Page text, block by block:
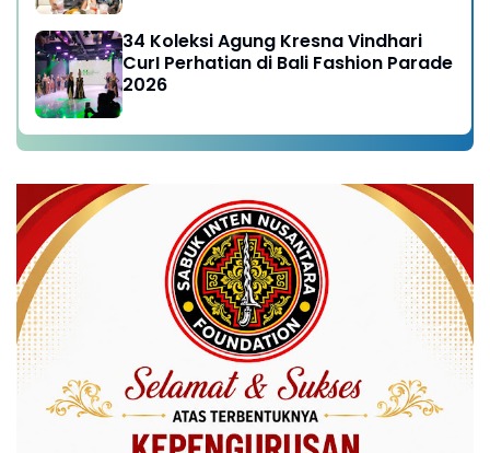
34 Koleksi Agung Kresna Vindhari
CurI Perhatian di Bali Fashion Parade
2026